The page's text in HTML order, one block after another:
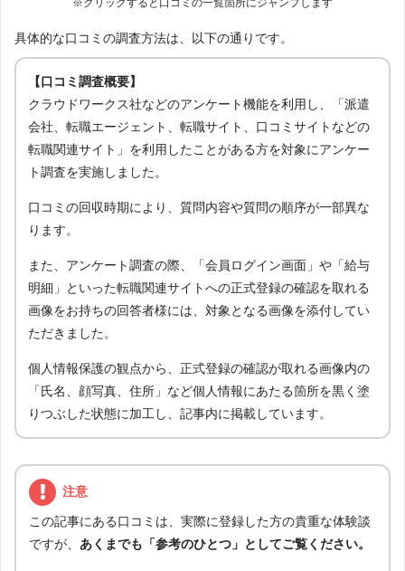
※クリックすると口コミの一覧箇所にジャンプします
具体的な口コミの調査方法は、以下の通りです。
【口コミ調査概要】
クラウドワークス社などのアンケート機能を利用し、「派遣
会社、転職エージェント、転職サイト、口コミサイトなどの
転職関連サイト」を利用したことがある方を対象にアンケー
ト調査を実施しました。
口コミの回収時期により、質問内容や質問の順序が一部異な
ります。
また、アンケート調査の際、「会員ログイン画面」や「給与
明細」といった転職関連サイトへの正式登録の確認を取れる
画像をお持ちの回答者様には、対象となる画像を添付してい
ただきました。
個人情報保護の観点から、正式登録の確認が取れる画像内の
「氏名、顔写真、住所」など個人情報にあたる箇所を黒く塗
りつぶした状態に加工し、記事内に掲載しています。
注意
この記事にある口コミは、実際に登録した方の貴重な体験談
ですが、 あくまでも「参考のひとつ」としてご覧ください。